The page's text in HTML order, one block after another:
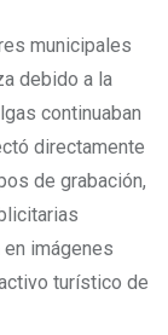
municipales
debido a la
continuaban
directamente
de grabación,
imágenes
turístico de